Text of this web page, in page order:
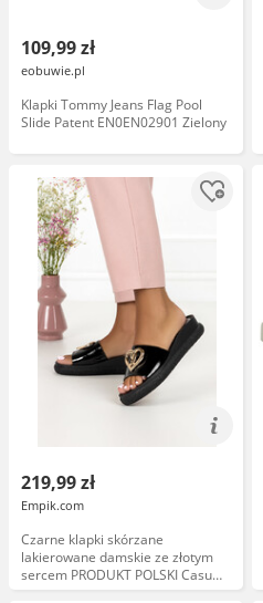
109,99 zł
eobuwie.pl
Klapki Tommy Jeans Flag Pool
Slide Patent EN0EN02901 Zielony
219,99 zł
Empik.com
Czarne klapki skórzane
lakierowane damskie ze złotym
sercem PRODUKT POLSKI Casu
915-36